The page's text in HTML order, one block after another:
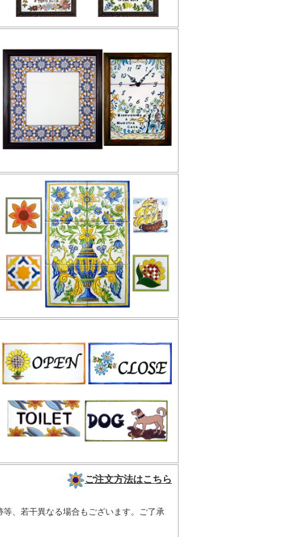
ご注文方法はこちら
、若干異なる場合もございます。ご了承